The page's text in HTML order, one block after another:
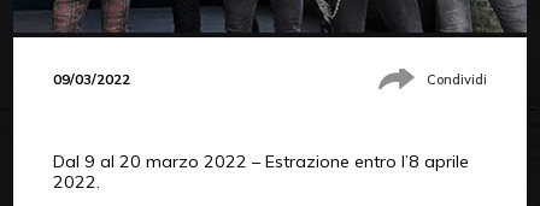
09/03/2022 Condividi
Dal 9 al 20 marzo 2022 – Estrazione entro l’8 aprile
2022.